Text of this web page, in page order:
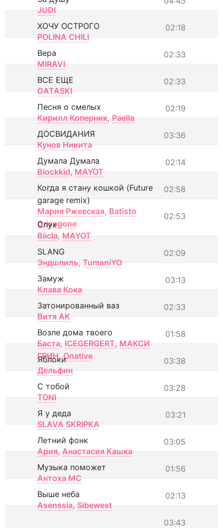
JUDI
02:18
ХОЧУ ОСТРОГО
POLINA CHILI
02:33
Вера
MIRAVI
02:33
ВСЕ ЕЩЕ
GATASKI
02:19
Песня о смелых
Кирилл Коперник, Paella
03:36
ДОСВИДАНИЯ
Кунов Никита
02:14
Думала Думала
Blockkid, MAYOT
02:58
Когда я стану кошкой (Future
garage remix)
Мария Ржевская, Batisto
Grisagone
02:53
Слух
Biicla, MAYOT
02:09
SLANG
Эндшпиль, TumaniYO
03:13
Замуж
Клава Кока
02:33
Затонированный ваз
Витя АК
01:58
Возле дома твоего
Баста, ICEGERGERT, МАКСИ
ГРИН, Onative 03:38
Яблоки
Дельфин
03:28
С тобой
TONI
03:21
Я у деда
SLAVA SKRIPKA
03:05
Летний фонк
Ария, Анастасия Кашка
01:56
Музыка поможет
Антоха МС
02:13
Выше неба
Asenssia, Sibewest
03:43